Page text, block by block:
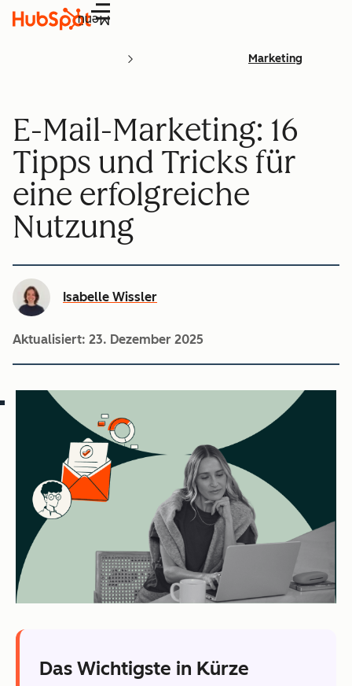
Menü
Marketing
E-Mail-Marketing: 16
Tipps und Tricks für
eine erfolgreiche
Nutzung
Isabelle Wissler
Aktualisiert: 23. Dezember 2025
Das Wichtigste in Kürze